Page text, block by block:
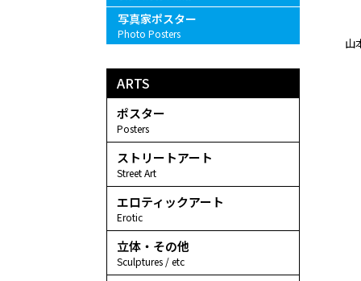
山
写真家ポスター
Photo Posters
ARTS
ポスター
Posters
ストリートアート
Street Art
エロティックアート
Erotic
立体・その他
Sculptures / etc